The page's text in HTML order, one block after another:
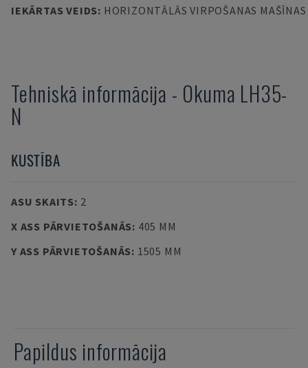
IEKĀRTAS VEIDS: HORIZONTĀLĀS VIRPOŠANAS MAŠĪNAS
Tehniskā informācija - Okuma LH35-
N
KUSTĪBA
ASU SKAITS: 2
X ASS PĀRVIETOŠANĀS: 405 MM
Y ASS PĀRVIETOŠANĀS: 1505 MM
Papildus informācija